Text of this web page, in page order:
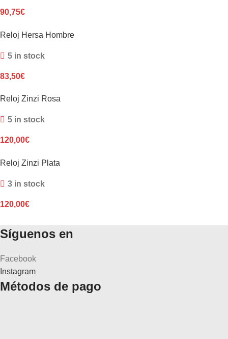
90,75€
Reloj Hersa Hombre
5 in stock
83,50€
Reloj Zinzi Rosa
5 in stock
120,00€
Reloj Zinzi Plata
3 in stock
120,00€
Síguenos en
Facebook
Instagram
Métodos de pago